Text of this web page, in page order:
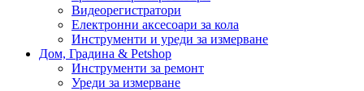
Видеорегистратори
Електронни аксесоари за кола
Инструменти и уреди за измерване
Дом, Градина & Petshop
Инструменти за ремонт
Уреди за измерване